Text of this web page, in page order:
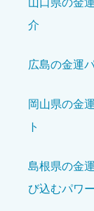
クチコミのタ
クチコミ内容
山口県の金
介
広島の金運
岡山県の金
ト
島根県の金
び込むパワ